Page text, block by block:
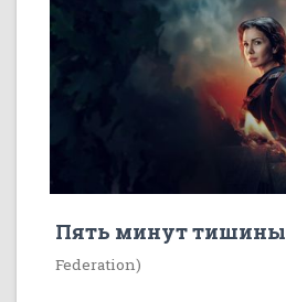
Пять минут тишины
Federation)